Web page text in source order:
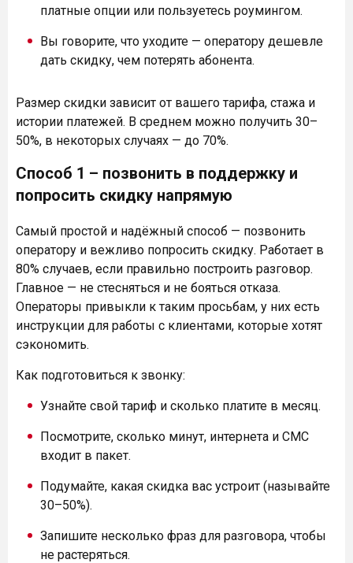
платные опции или пользуетесь роумингом.
Вы говорите, что уходите — оператору дешевле
дать скидку, чем потерять абонента.
Размер скидки зависит от вашего тарифа, стажа и
истории платежей. В среднем можно получить 30–
50%, в некоторых случаях — до 70%.
Способ 1 – позвонить в поддержку и
попросить скидку напрямую
Самый простой и надёжный способ — позвонить
оператору и вежливо попросить скидку. Работает в
80% случаев, если правильно построить разговор.
Главное — не стесняться и не бояться отказа.
Операторы привыкли к таким просьбам, у них есть
инструкции для работы с клиентами, которые хотят
сэкономить.
Как подготовиться к звонку:
Узнайте свой тариф и сколько платите в месяц.
Посмотрите, сколько минут, интернета и СМС
входит в пакет.
Подумайте, какая скидка вас устроит (называйте
30–50%).
Запишите несколько фраз для разговора, чтобы
не растеряться.